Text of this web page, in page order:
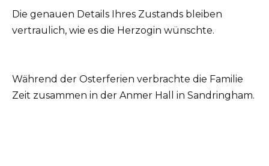
Die genauen Details Ihres Zustands bleiben
vertraulich, wie es die Herzogin wünschte.
Während der Osterferien verbrachte die Familie
Zeit zusammen in der Anmer Hall in Sandringham.